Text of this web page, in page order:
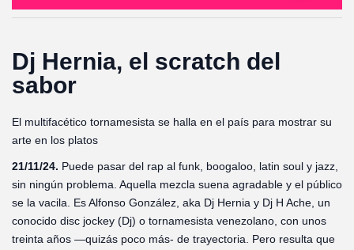
Dj Hernia, el scratch del
sabor
El multifacético tornamesista se halla en el país para mostrar su
arte en los platos
21/11/24. Puede pasar del rap al funk, boogaloo, latin soul y jazz,
sin ningún problema. Aquella mezcla suena agradable y el público
se la vacila. Es Alfonso González, aka Dj Hernia y Dj H Ache, un
conocido disc jockey (Dj) o tornamesista venezolano, con unos
treinta años —quizás poco más- de trayectoria. Pero resulta que